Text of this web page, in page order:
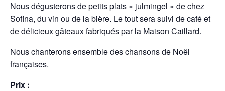
Nous dégusterons de petits plats « julmingel » de chez
Sofina, du vin ou de la bière. Le tout sera suivi de café et
de délicieux gâteaux fabriqués par la Maison Caillard.
Nous chanterons ensemble des chansons de Noël
françaises.
Prix :